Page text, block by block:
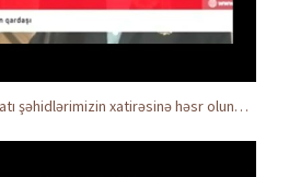
AVMVİB Naxçıvan MR təşkilatı şəhidlərimizin xatirəsinə həsr olunmuş tədbir keçirdi